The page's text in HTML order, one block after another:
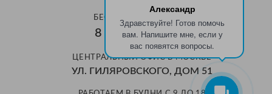
Александр
Здравствуйте! Готов помочь
вам. Напишите мне, если у
вас появятся вопросы.
БЕСПЛАТНЫЙ ЗВОНОК
8 800 350-70-37
ЦЕНТРАЛЬНЫЙ ОФИС В МОСКВЕ
УЛ. ГИЛЯРОВСКОГО, ДОМ 51